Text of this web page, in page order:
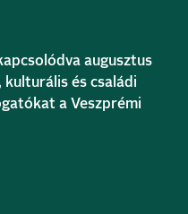
augusztus
és családi
a Veszprémi